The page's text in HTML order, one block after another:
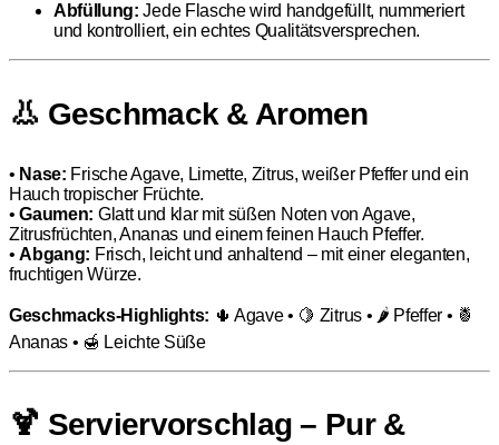
Abfüllung: Jede Flasche wird handgefüllt, nummeriert
und kontrolliert, ein echtes Qualitätsversprechen.
👃 Geschmack & Aromen
• Nase: Frische Agave, Limette, Zitrus, weißer Pfeffer und ein
Hauch tropischer Früchte.
•Gaumen: Glatt und klar mit süßen Noten von Agave,
Zitrusfrüchten, Ananas und einem feinen Hauch Pfeffer.
•Abgang: Frisch, leicht und anhaltend – mit einer eleganten,
fruchtigen Würze.
Geschmacks-Highlights: 🌵 Agave • 🍋 Zitrus • 🌶 Pfeffer • 🍍
Ananas • 🍯 Leichte Süße
🍹 Serviervorschlag – Pur &